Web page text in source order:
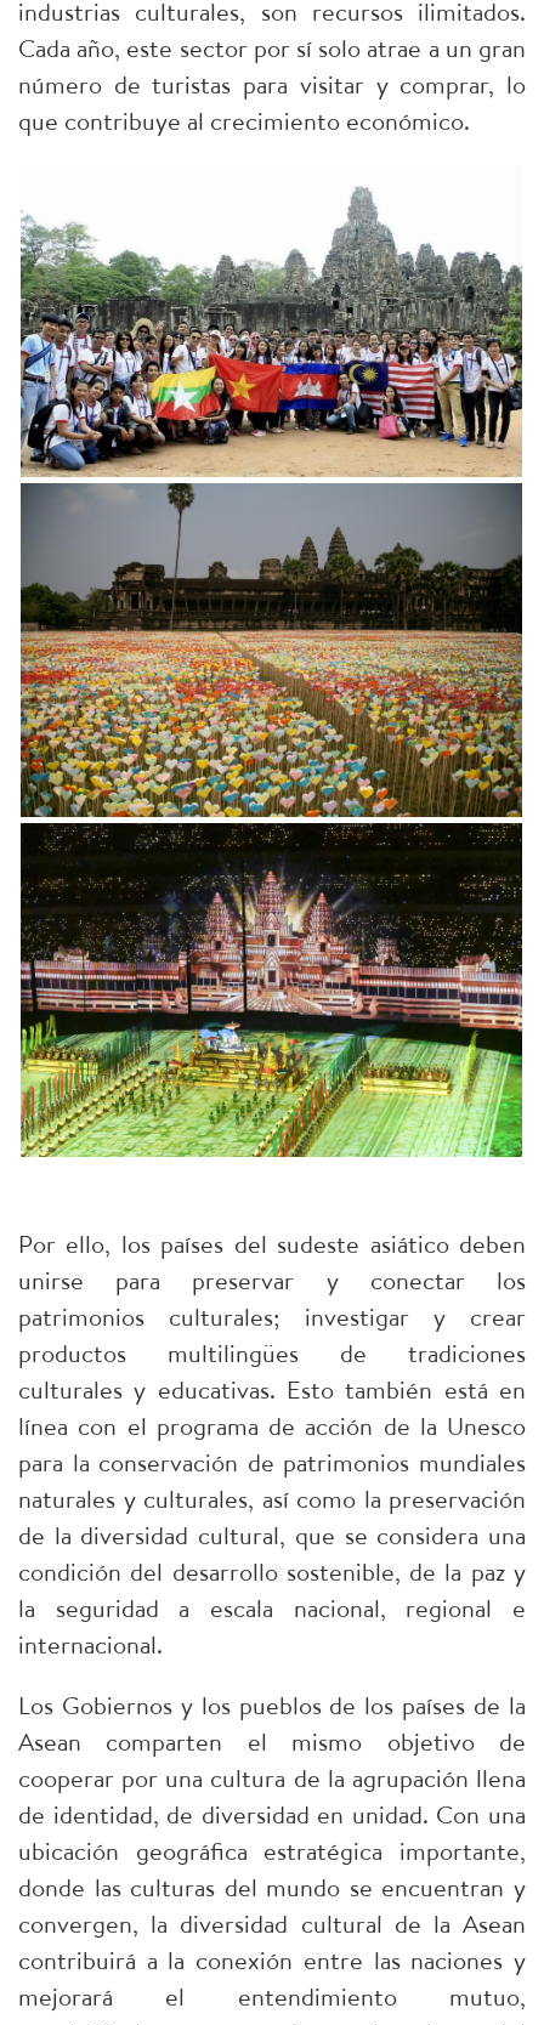
industrias culturales, son recursos ilimitados.
Cada año, este sector por sí solo atrae a un gran
número de turistas para visitar y comprar, lo
que contribuye al crecimiento económico.
Por ello, los países del sudeste asiático deben
unirse para preservar y conectar los
patrimonios culturales; investigar y crear
productos multilingües de tradiciones
culturales y educativas. Esto también está en
línea con el programa de acción de la Unesco
para la conservación de patrimonios mundiales
naturales y culturales, así como la preservación
de la diversidad cultural, que se considera una
condición del desarrollo sostenible, de la paz y
la seguridad a escala nacional, regional e
internacional.
Los Gobiernos y los pueblos de los países de la
Asean comparten el mismo objetivo de
cooperar por una cultura de la agrupación llena
de identidad, de diversidad en unidad. Con una
ubicación geográfica estratégica importante,
donde las culturas del mundo se encuentran y
convergen, la diversidad cultural de la Asean
contribuirá a la conexión entre las naciones y
mejorará el entendimiento mutuo,